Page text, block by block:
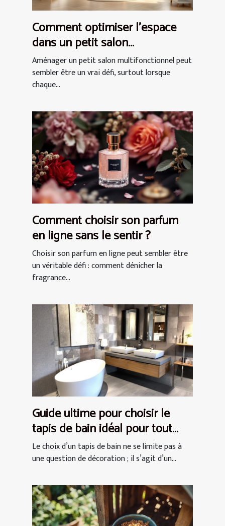
Comment optimiser l'espace
dans un petit salon
multifonctionnel ?
Aménager un petit salon multifonctionnel peut
sembler être un vrai défi, surtout lorsque
chaque...
Comment choisir son parfum
en ligne sans le sentir ?
Choisir son parfum en ligne peut sembler être
un véritable défi : comment dénicher la
fragrance...
Guide ultime pour choisir le
tapis de bain idéal pour tout
espace
Le choix d’un tapis de bain ne se limite pas à
une question de décoration ; il s’agit d’un...